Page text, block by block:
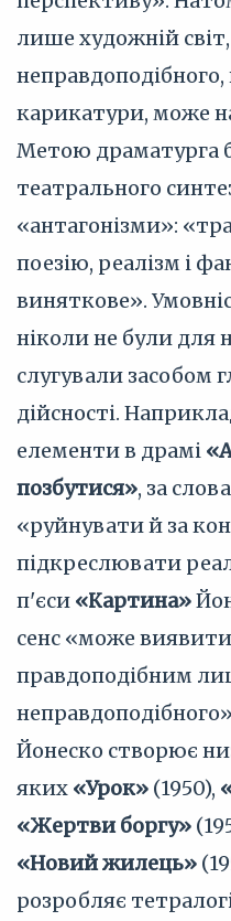
лише художній
неправдоподібного,
карикатури, може
Метою драматурга
театрального
«антагонізми»:
поезію, реалізм і
виняткове».
ніколи не були для
слугували засобом
дійсності.
елементи в драмі
позбутися», за
«руйнувати й за
підкреслювати
п'єси «Картина»
сенс «може
правдоподібним
Йонеско створює
яких «Урок» (1950),
«Жертви боргу»
«Новий жилець»
розробляє